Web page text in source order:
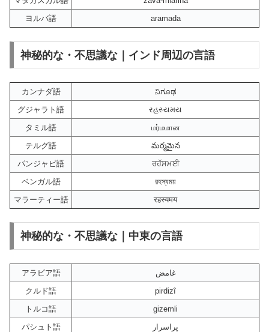
ヨルバ語
aramada
神秘的な・不思議な｜インド周辺の言語
カンナダ語
ನಿಗೂಢ
グジャラト語
રહસ્યમય
タミル語
மர்மமான
テルグ語
మర్మమైన
パンジャビ語
ਰਹੱਸਮਈ
ベンガル語
রহস্যময়
マラーティー語
रहस्यमय
神秘的な・不思議な｜中東の言語
アラビア語
غامض
クルド語
pirdizî
トルコ語
gizemli
パシュト語
پراسرار